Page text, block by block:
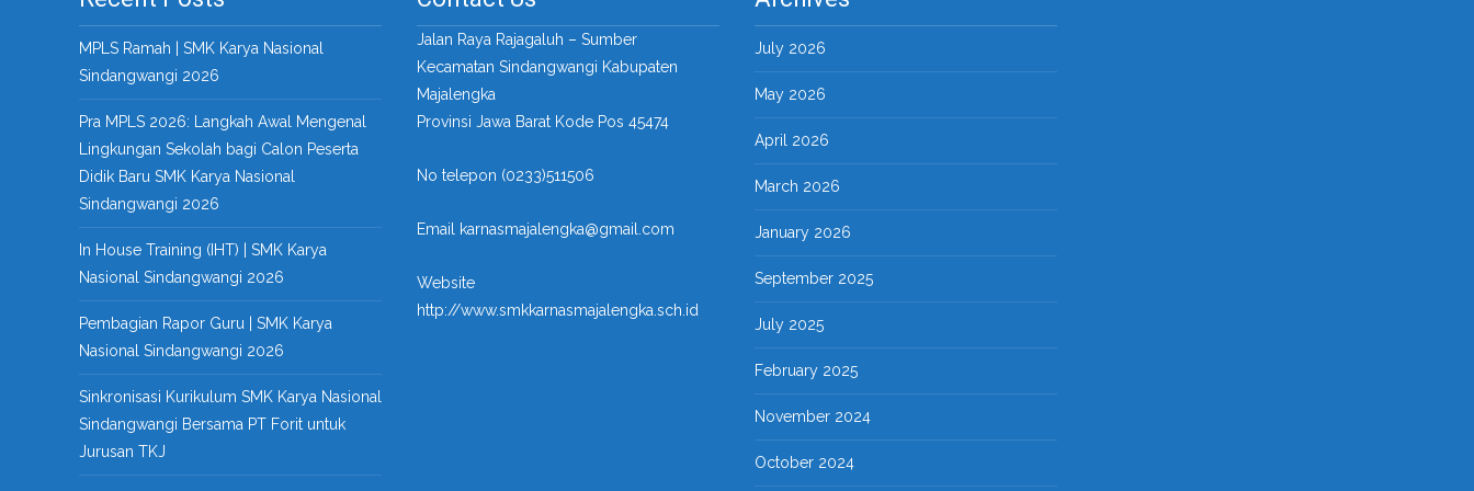
MPLS Ramah | SMK Karya Nasional
Sindangwangi 2026
Pra MPLS 2026: Langkah Awal Mengenal
Lingkungan Sekolah bagi Calon Peserta
Didik Baru SMK Karya Nasional
Sindangwangi 2026
In House Training (IHT) | SMK Karya
Nasional Sindangwangi 2026
Pembagian Rapor Guru | SMK Karya
Nasional Sindangwangi 2026
Sinkronisasi Kurikulum SMK Karya Nasional
Sindangwangi Bersama PT Forit untuk
Jurusan TKJ
Jalan Raya Rajagaluh – Sumber
Kecamatan Sindangwangi Kabupaten
Majalengka
Provinsi Jawa Barat Kode Pos 45474
No telepon (0233)511506
Email karnasmajalengka@gmail.com
Website
http://www.smkkarnasmajalengka.sch.id
July 2026
May 2026
April 2026
March 2026
January 2026
September 2025
July 2025
February 2025
November 2024
October 2024